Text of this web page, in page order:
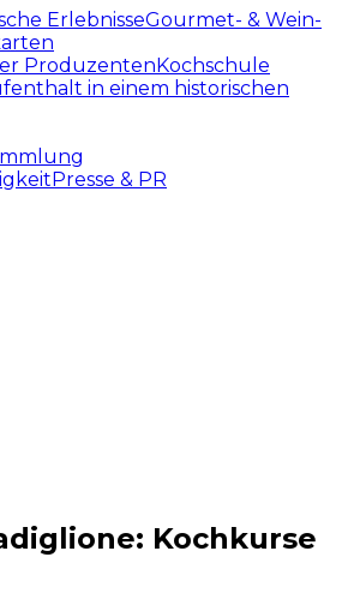
ErlebnisseGourmet- & Wein-
ProduzentenKochschule
in einem historischen
Presse & PR
Erlebnisse:Kochkurse